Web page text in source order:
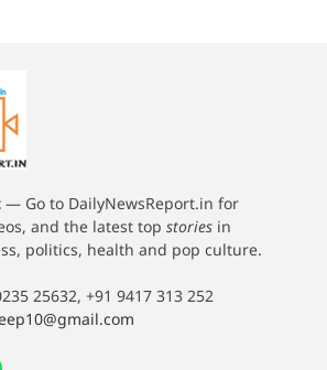
— Go to DailyNewsReport.in for
and the latest top stories in
politics, health and pop culture.
25632, +91 9417 313 252